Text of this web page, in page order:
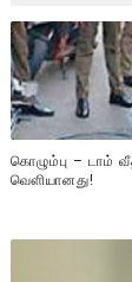
கொழும்பு – டாம்
வௌியானது!